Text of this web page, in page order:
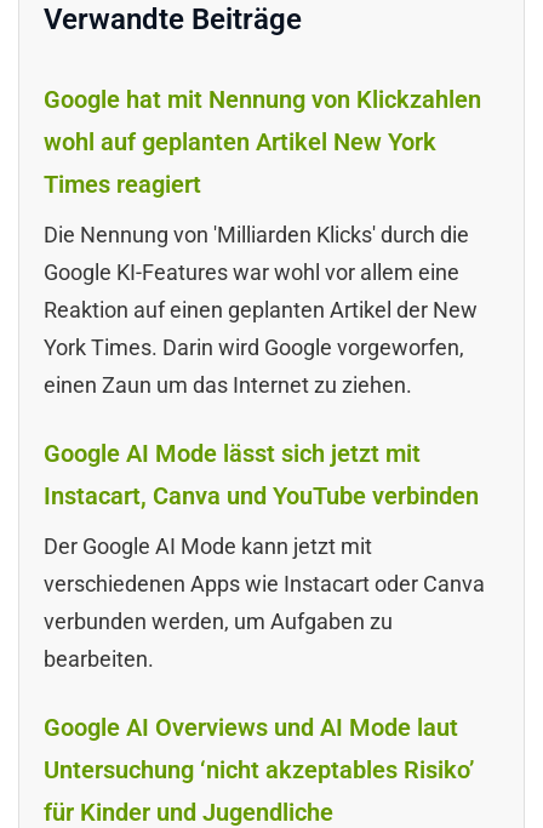
Verwandte Beiträge
Google hat mit Nennung von Klickzahlen
wohl auf geplanten Artikel New York
Times reagiert
Die Nennung von 'Milliarden Klicks' durch die
Google KI-Features war wohl vor allem eine
Reaktion auf einen geplanten Artikel der New
York Times. Darin wird Google vorgeworfen,
einen Zaun um das Internet zu ziehen.
Google AI Mode lässt sich jetzt mit
Instacart, Canva und YouTube verbinden
Der Google AI Mode kann jetzt mit
verschiedenen Apps wie Instacart oder Canva
verbunden werden, um Aufgaben zu
bearbeiten.
Google AI Overviews und AI Mode laut
Untersuchung ‘nicht akzeptables Risiko’
für Kinder und Jugendliche